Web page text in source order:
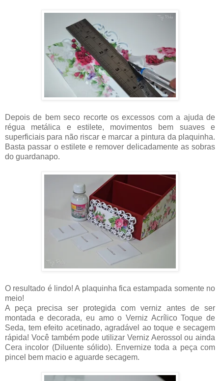
Depois de bem seco recorte os excessos com a ajuda de
régua metálica e estilete, movimentos bem suaves e
superficiais para não riscar e marcar a pintura da plaquinha.
Basta passar o estilete e remover delicadamente as sobras
do guardanapo.
O resultado é lindo! A plaquinha fica estampada somente no
meio!
A peça precisa ser protegida com verniz antes de ser
montada e decorada, eu amo o Verniz Acrílico Toque de
Seda, tem efeito acetinado, agradável ao toque e secagem
rápida! Você também pode utilizar Verniz Aerossol ou ainda
Cera incolor (Diluente sólido). Envernize toda a peça com
pincel bem macio e aguarde secagem.